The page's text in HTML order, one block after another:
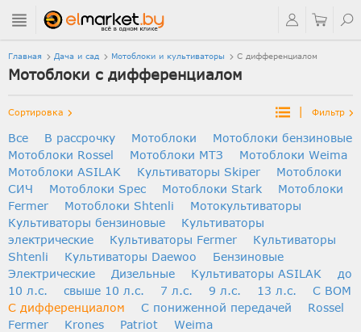
Главная Дача и сад Мотоблоки и культиваторы С дифференциалом
Мотоблоки с дифференциалом
Сортировка | Фильтр
Все В рассрочку Мотоблоки
Мотоблоки бензиновые
Мотоблоки Rossel
Мотоблоки МТЗ
Мотоблоки Weima
Мотоблоки ASILAK
Культиваторы Skiper
Мотоблоки
СИЧ
Мотоблоки Spec Мотоблоки Stark
Мотоблоки
Fermer
Мотоблоки Shtenli
Мотокультиваторы
Культиваторы бензиновые
Культиваторы
электрические
Культиваторы Fermer
Культиваторы
Shtenli
Культиваторы Daewoo
Бензиновые
Электрические
Дизельные Культиваторы ASILAK
до
10 л.с.
свыше 10 л.с. 7 л.с. 9 л.с. 13 л.с.
С ВОМ
С дифференциалом
C пониженной передачей
Rossel
Fermer
Krones Patriot Weima